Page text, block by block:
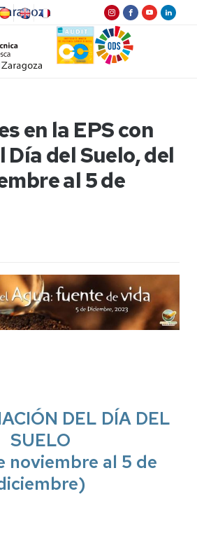
en la EPS con
del Suelo, del
al 5 de
DEL DÍA DEL
SUELO
noviembre al 5 de